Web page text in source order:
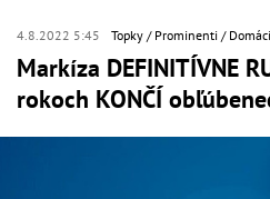
4.8.2022 5:45 Topky Prominenti
Markíza DEFINITÍVNE
rokoch KONČÍ